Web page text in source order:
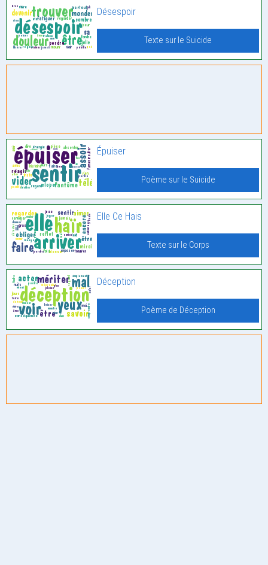
Désespoir
Texte sur le Suicide
Épuiser
Poème sur le Suicide
Elle Ce Hais
Texte sur le Corps
Déception
Poème de Déception